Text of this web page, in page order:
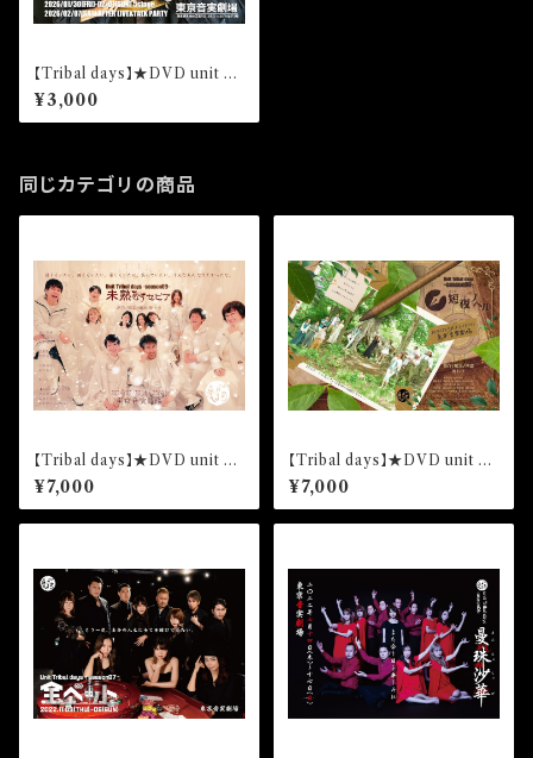
【Tribal days】★DVD unit Tr
ibal days -season10-「空白の
メモリー」
¥3,000
同じカテゴリの商品
【Tribal days】★DVD unit Tr
ibal days -season09-「未熟
なセピア」3枚組
¥7,000
【Tribal days】★DVD unit Tr
ibal days -season08-「短夜ノ
ベル」3枚組
¥7,000